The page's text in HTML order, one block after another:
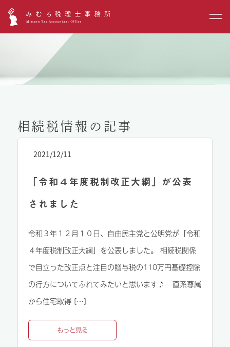
相続税情報の記事
2021/12/11
「令和４年度税制改正大綱」が公表
されました
令和３年１２月１０日、自由民主党と公明党が「令和
４年度税制改正大綱」を公表しました。 相続税関係
で目立った改正点と注目の贈与税の110万円基礎控除
の行方についてふれてみたいと思います♪ 直系尊属
から住宅取得 […]
もっと見る